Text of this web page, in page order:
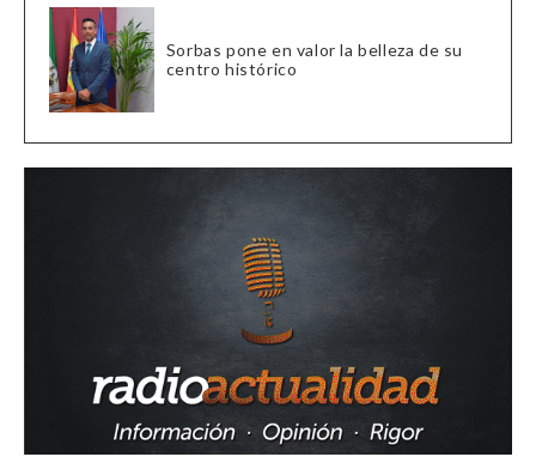
Sorbas pone en valor la belleza de su
centro histórico